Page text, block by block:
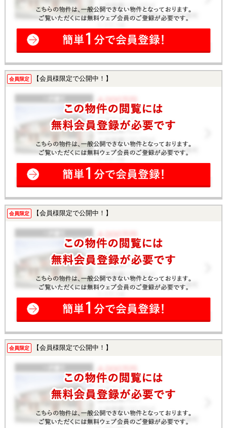
会員限定 【会員様限定で公開中！】
会員限定 【会員様限定で公開中！】
会員限定 【会員様限定で公開中！】